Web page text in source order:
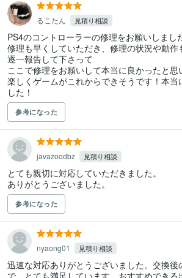
るこたん 見積り相談
PS4のコントローラーの修理をお願いしまし
修理も早くしていただき、修理の状況や動作
逐一報告して下さって
ここで修理をお願いして本当に良かったと
楽しくゲームがこれからできそうです！本当
した！
参考になった
javazoodbz 見積り相談
とても親切に対応していただきました。
ありがとうございました。
参考になった
nyaong01 見積り相談
迅速な対応ありがとうございました。交換後